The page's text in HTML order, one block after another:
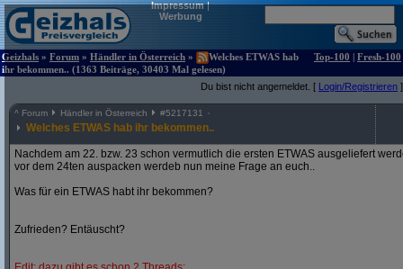
Impressum|
Werbung
Geizhals » Forum » Händler in Österreich »
Welches ETWAS hab
ihr bekommen.. (1363 Beiträge, 30403 Mal gelesen)
Top-100 | Fresh-100
Du bist nicht angemeldet. [ Login/Registrieren ]
^ Forum Händler in Österreich #5217131
Welches ETWAS hab ihr bekommen..
Nachdem am 22. bzw. 23 schon vermutlich die ersten ETWAS ausgeliefert
vor dem 24ten auspacken werdeb nun meine Frage an euch..
Was für ein ETWAS habt ihr bekommen?
Zufrieden? Entäuscht?